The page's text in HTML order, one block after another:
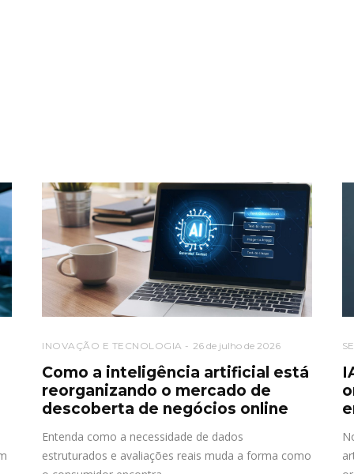
INOVAÇÃO E TECNOLOGIA 26 de julho de 2026
Como a inteligência artificial está
reorganizando o mercado de
descoberta de negócios online
Entenda como a necessidade de dados
estruturados e avaliações reais muda a forma como